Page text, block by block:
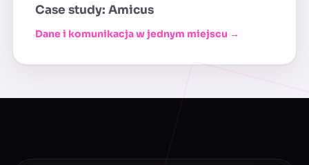
Case study: Amicus
Dane i komunikacja w jednym miejscu →